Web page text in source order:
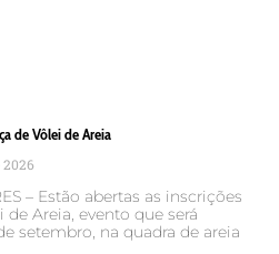
de Vôlei de Areia
2026
– Estão abertas as inscrições
de Areia, evento que será
setembro, na quadra de areia